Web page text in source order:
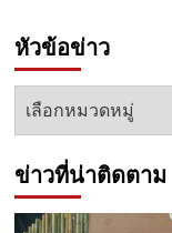
หัวข้อข่าว
หัวข้อ
ข่าวที่น่าติดตาม